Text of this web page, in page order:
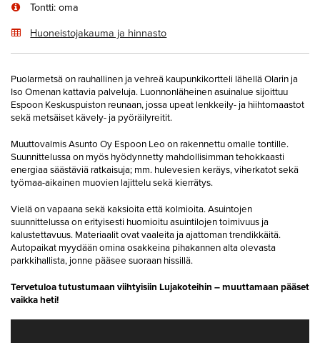
Tontti: oma
Huoneistojakauma ja hinnasto
Puolarmetsä on rauhallinen ja vehreä kaupunkikortteli lähellä Olarin ja
Iso Omenan kattavia palveluja. Luonnonläheinen asuinalue sijoittuu
Espoon Keskuspuiston reunaan, jossa upeat lenkkeily- ja hiihtomaastot
sekä metsäiset kävely- ja pyöräilyreitit.
Muuttovalmis Asunto Oy Espoon Leo on rakennettu omalle tontille.
Suunnittelussa on myös hyödynnetty mahdollisimman tehokkaasti
energiaa säästäviä ratkaisuja; mm. hulevesien keräys, viherkatot sekä
työmaa-aikainen muovien lajittelu sekä kierrätys.
Vielä on vapaana sekä kaksioita että kolmioita. Asuintojen
suunnittelussa on erityisesti huomioitu asuintilojen toimivuus ja
kalustettavuus. Materiaalit ovat vaaleita ja ajattoman trendikkäitä.
Autopaikat myydään omina osakkeina pihakannen alta olevasta
parkkihallista, jonne pääsee suoraan hissillä.
Tervetuloa tutustumaan viihtyisiin Lujakoteihin – muuttamaan pääset
vaikka heti!